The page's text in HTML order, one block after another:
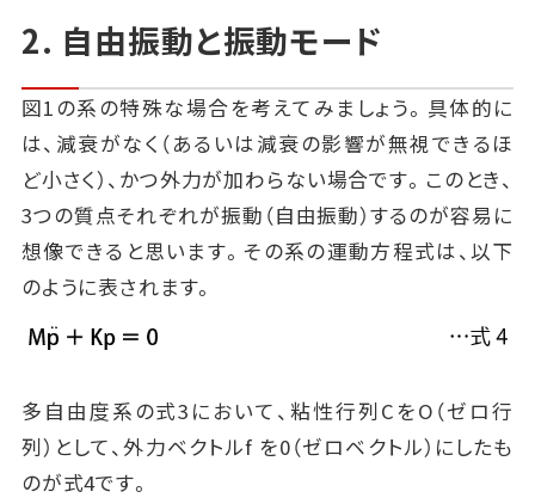
2. 自由振動と振動モード
図1の系の特殊な場合を考えてみましょう。具体的に
は、減衰がなく（あるいは減衰の影響が無視できるほ
ど小さく）、かつ外力が加わらない場合です。このとき、
3つの質点それぞれが振動（自由振動）するのが容易に
想像できると思います。その系の運動方程式は、以下
のように表されます。
多自由度系の式3において、粘性行列CをO（ゼロ行
列）として、外力ベクトルf を0（ゼロベクトル）にしたも
のが式4です。